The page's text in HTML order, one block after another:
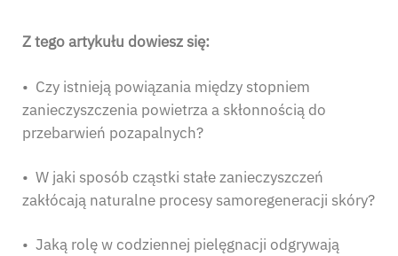
Z tego artykułu dowiesz się:
• Czy istnieją powiązania między stopniem
zanieczyszczenia powietrza a skłonnością do
przebarwień pozapalnych?
• W jaki sposób cząstki stałe zanieczyszczeń
zakłócają naturalne procesy samoregeneracji skóry?
• Jaką rolę w codziennej pielęgnacji odgrywają